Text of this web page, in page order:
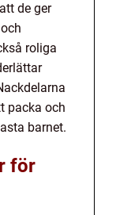
de ger
roliga
packa och
barnet.
för